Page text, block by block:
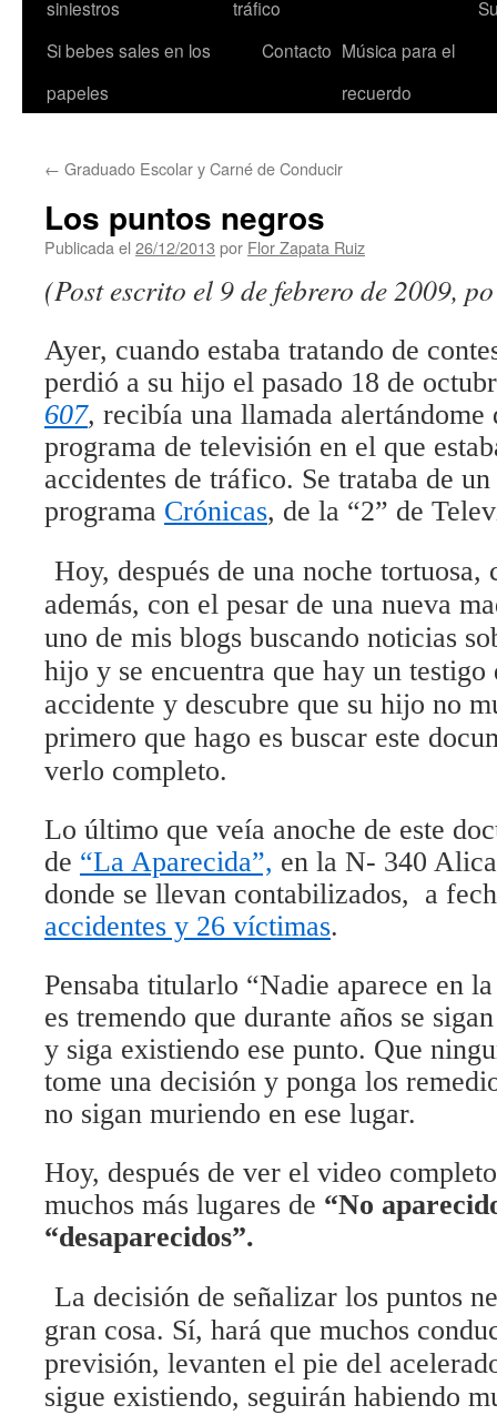
siniestros
tráfico
Si bebes sales en los
papeles
Contacto Música para el
recuerdo
← Graduado Escolar y Carné de Conducir
Los puntos negros
Publicada el 26/12/2013 por Flor Zapata Ruiz
(Post escrito el 9 de febrero de 2009,
Ayer, cuando estaba tratando de
perdió a su hijo el pasado 18 de
607, recibía una llamada alertándome
programa de televisión en el que
accidentes de tráfico. Se trataba de
programa Crónicas, de la “2” de
Hoy, después de una noche tortuosa,
además, con el pesar de una nueva
uno de mis blogs buscando noticias
hijo y se encuentra que hay un testigo
accidente y descubre que su hijo no
primero que hago es buscar este
verlo completo.
Lo último que veía anoche de este
de “La Aparecida”, en la N- 340
donde se llevan contabilizados, a
accidentes y 26 víctimas.
Pensaba titularlo “Nadie aparece en
es tremendo que durante años se
y siga existiendo ese punto. Que
tome una decisión y ponga los
no sigan muriendo en ese lugar.
Hoy, después de ver el video
muchos más lugares de “No
“desaparecidos”.
La decisión de señalizar los puntos
gran cosa. Sí, hará que muchos
previsión, levanten el pie del
sigue existiendo, seguirán habiendo